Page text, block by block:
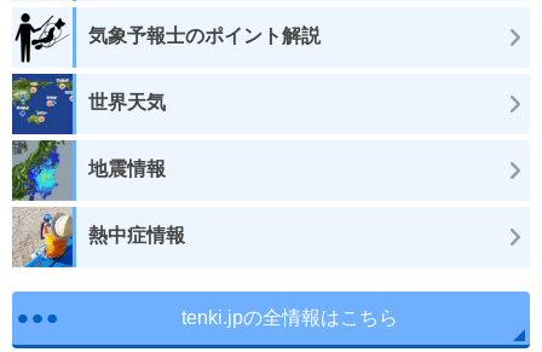
気象予報士のポイント解説
世界天気
地震情報
熱中症情報
tenki.jpの全情報はこちら